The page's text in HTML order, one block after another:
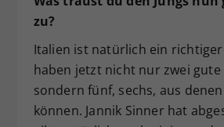
zu?
Italien ist natürlich ein
haben jetzt nicht nur zwei gute
sondern fünf, sechs, aus
können. Jannik Sinner hat